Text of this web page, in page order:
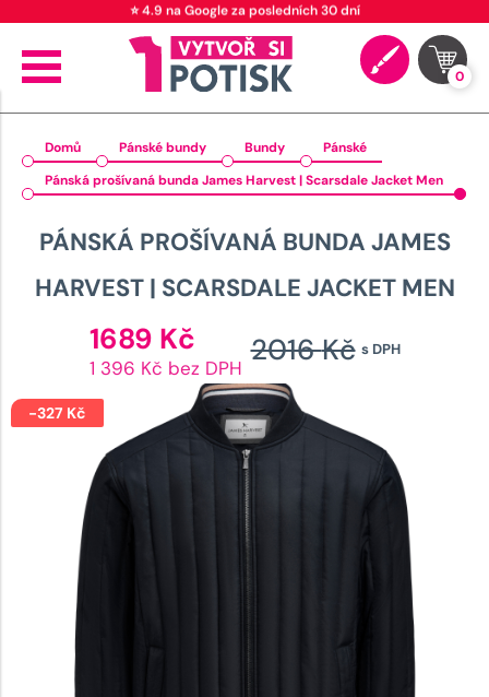
⭐ 4.9 na Google za posledních 30 dní
0
Domů Pánské bundy Bundy
Pánské
Pánská prošívaná bunda James Harvest | Scarsdale Jacket Men
PÁNSKÁ PROŠÍVANÁ BUNDA JAMES
HARVEST | SCARSDALE JACKET MEN
s DPH
2016Kč
byla:
2016
1689 Kč cena
je:
1689 Kč.
1 396 Kč bez DPH
-327 Kč